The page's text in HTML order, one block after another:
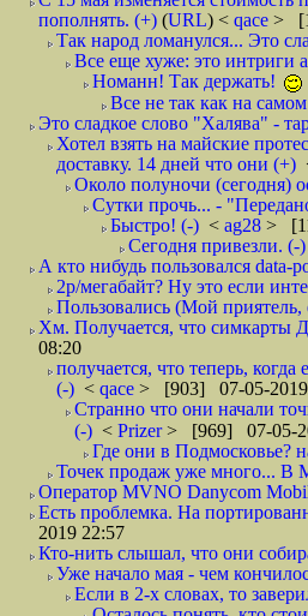
пополнять. (+) (URL) < qace >
Так народ ломанулся... Это
Все еще хуже: это интриги
Номанн! Так держать!
Все не так как на
Это сладкое слово "Халява" -
Хотел взять на майские
доставку. 14 дней что они (+)
Около полуночи (сегодня)
Сутки прочь... -
Быстро! (-) < ag28 >
Сегодня привезли. (-)
А кто нибудь пользовался
2р/мегабайт? Ну это если
Пользовались (Мой
Хм. Получается, что симкарты
08:20
получается, что теперь,
(-) < qace > [903] 07-05-2019
Странно что они начали
(-) < Prizer> [969] 07-05-
Где они в Подмосковье?
Точек продаж уже много... В
Оператор MVNO Danycom
Есть проблемка. На
2019 22:57
Кто-нить слышал, что они
Уже начало мая - чем
Если в 2-х словах, то